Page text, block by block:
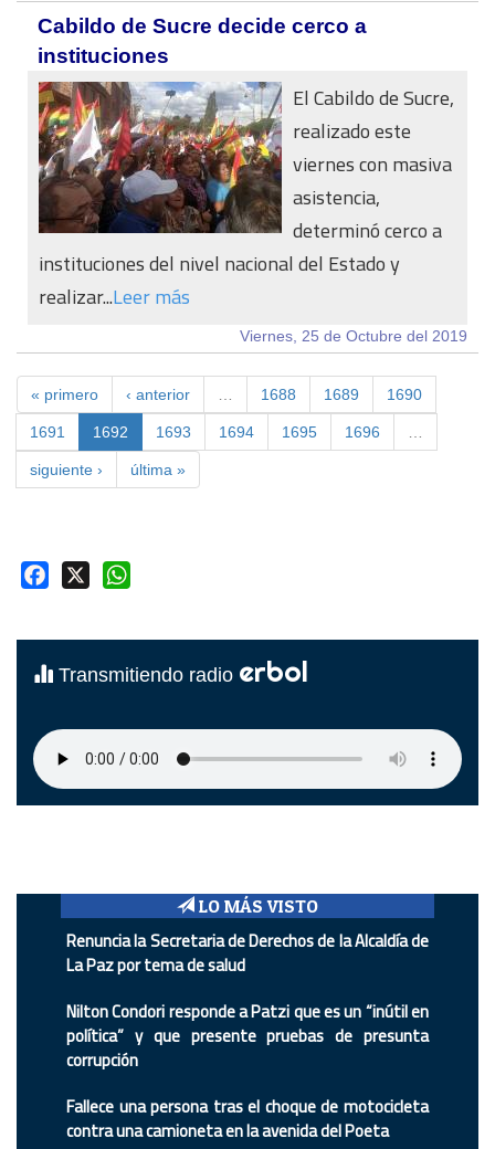
Cabildo de Sucre decide cerco a
instituciones
El Cabildo de Sucre,
realizado este
viernes con masiva
asistencia,
determinó cerco a
instituciones del nivel nacional del Estado y
realizar...Leer más
Viernes, 25 de Octubre del 2019
« primero ‹ anterior 1688 1689 1690
1691 1692 1693 1694 1695 1696
siguiente › última »
Facebook
Transmitiendo radio erbol
LO MÁS VISTO
Renuncia la Secretaria de Derechos de la Alcaldía de
La Paz por tema de salud
Nilton Condori responde a Patzi que es un “inútil en
política” y que presente pruebas de presunta
corrupción
Fallece una persona tras el choque de motocicleta
contra una camioneta en la avenida del Poeta